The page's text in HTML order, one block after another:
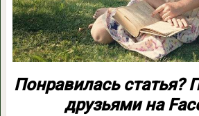
Понравилась статья?
друзьями на